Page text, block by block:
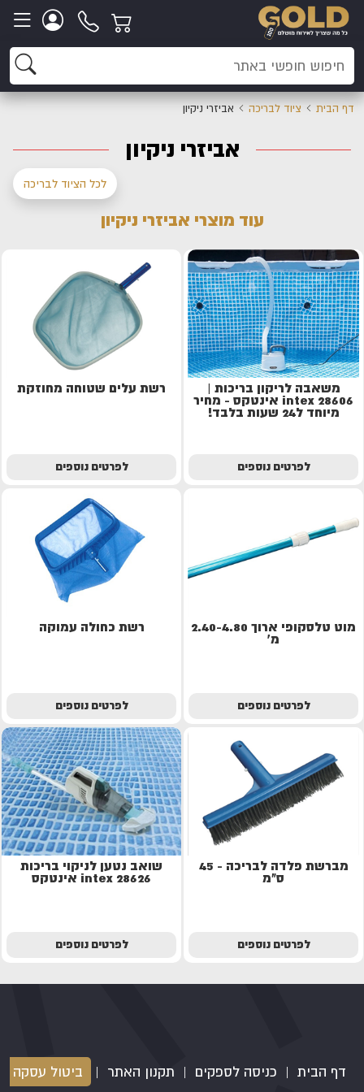
דף הבית ציוד לבריכה אביזרי ניקיון
אביזרי ניקיון
לכל הציוד לבריכה
עוד מוצרי אביזרי ניקיון
משאבה לריקון בריכות |
28606 intex אינטקס - מחיר
מיוחד ל24 שעות בלבד!
לפרטים נוספים
רשת עלים שטוחה מחוזקת
לפרטים נוספים
מוט טלסקופי ארוך 2.40-4.80
מ'
לפרטים נוספים
רשת כחולה עמוקה
לפרטים נוספים
מברשת פלדה לבריכה - 45
ס"מ
לפרטים נוספים
שואב נטען לניקוי בריכות
28626 intex אינטקס
לפרטים נוספים
דף הבית | כניסה לספקים | תקנון האתר | ביטול עסקה